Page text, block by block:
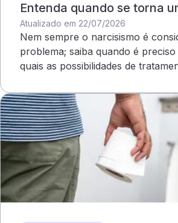
Entenda quando se torna
Atualizado em 22/07/2026
Nem sempre o narcisismo é
problema; saiba quando é
quais as possibilidades de